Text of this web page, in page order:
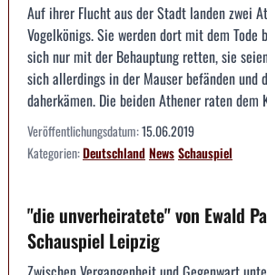
Auf ihrer Flucht aus der Stadt landen zwei
Vogelkönigs. Sie werden dort mit dem Tode
sich nur mit der Behauptung retten, sie
sich allerdings in der Mauser befänden und
daherkämen. Die beiden Athener raten dem
Veröffentlichungsdatum:15.06.2019
Kategorien:DeutschlandNewsSchauspiel
"die unverheiratete" von Ewald
Schauspiel Leipzig